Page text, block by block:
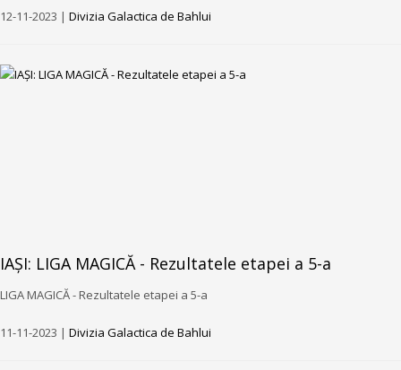
12-11-2023 | Divizia Galactica de Bahlui
IAȘI: LIGA MAGICĂ - Rezultatele etapei a 5-a
LIGA MAGICĂ - Rezultatele etapei a 5-a
11-11-2023 | Divizia Galactica de Bahlui